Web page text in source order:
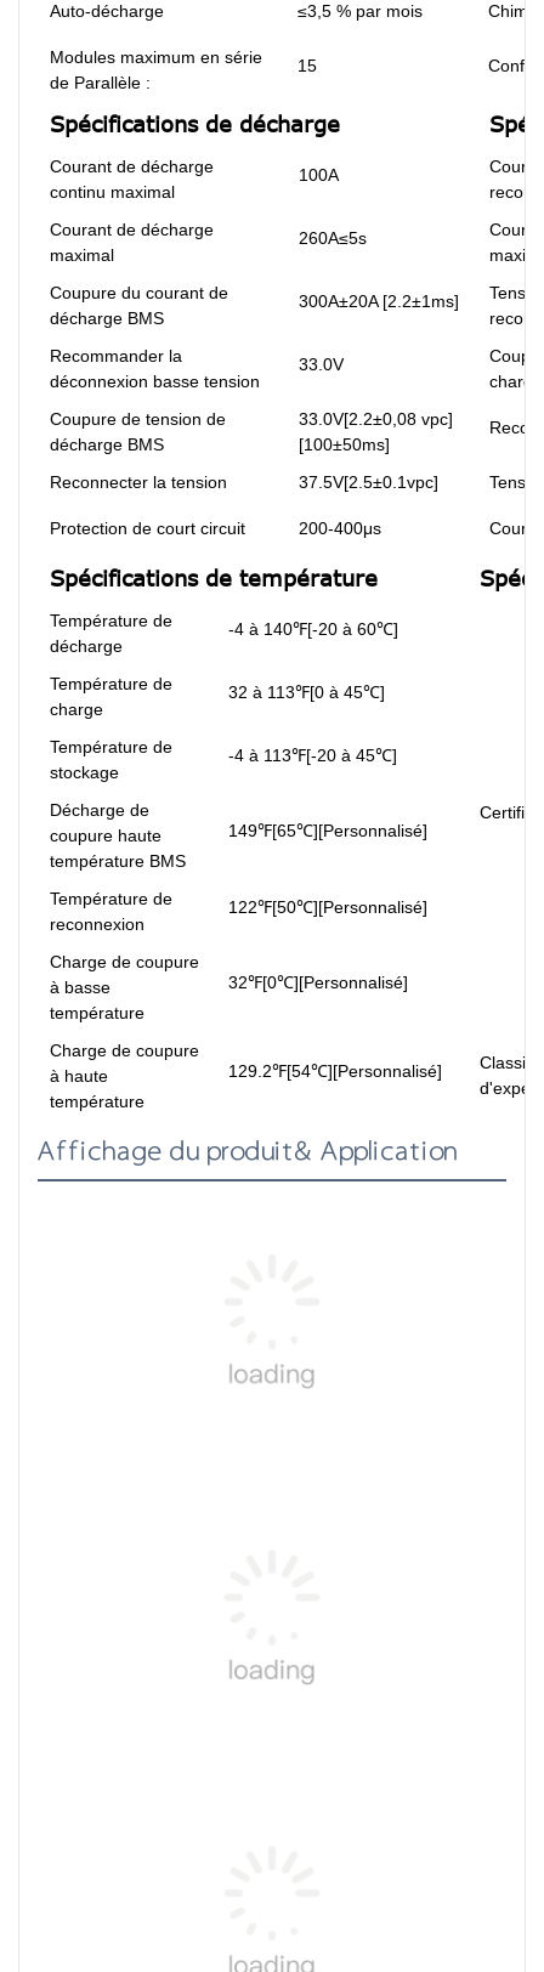
Auto-décharge ≤3,5 % par mois
Modules maximum en série
de Parallèle :
15
Spécifications de décharge
Courant de décharge
continu maximal
100A
Courant de décharge
maximal
260A≤5s
Coupure du courant de
décharge BMS
300A±20A [2.2±1ms]
Recommander la
déconnexion basse tension
33.0V
Coupure de tension de
décharge BMS
33.0V[2.2±0,08 vpc]
[100±50ms]
Reconnecter la tension 37.5V[2.5±0.1vpc]
Protection de court circuit 200-400μs
Spécifications de température
Température de
décharge
-4 à 140℉[-20 à 60℃]
Température de
charge
32 à 113℉[0 à 45℃]
Température de
stockage
-4 à 113℉[-20 à 45℃]
Décharge de
coupure haute
température BMS
149℉[65℃][Personnalisé]
Température de
reconnexion
122℉[50℃][Personnalisé]
Charge de coupure
à basse
température
32℉[0℃][Personnalisé]
Charge de coupure
à haute
température
129.2℉[54℃][Personnalisé]
Affichage du produit& Application